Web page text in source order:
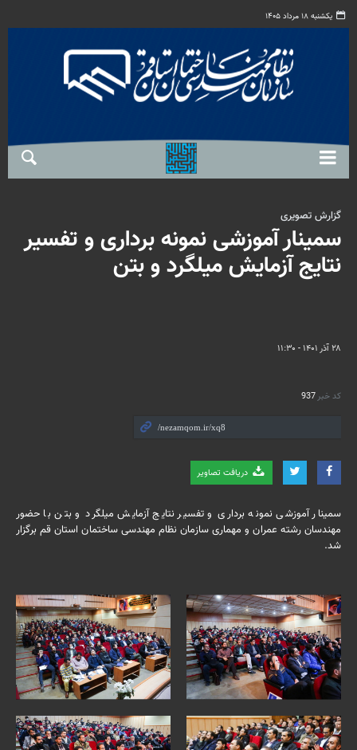
یکشنبه ۱۸ مرداد ۱۴۰۵
۲۸ آذر ۱۴۰۱ - ۱۱:۳۰
کد خبر937
دریافت تصاویر
گزارش تصویری
سمینار آموزشی نمونه برداری و تفسیر
نتایج آزمایش میلگرد و بتن
سمینار آموزشی نمونه برداری و تفسیر نتایج آزمایش میلگرد و بتن با حضور
مهندسان رشته عمران و مهماری سازمان نظام مهندسی ساختمان استان قم برگزار
شد.